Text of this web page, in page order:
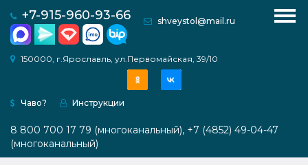
с увеличенным проемом под оверлок
Модульные платформы
Комфорт PRO 1
Комфорт PRO 2
Веерная система ТВИСТ
ШКАФЫ
Системы хранения
Мебель для вязальной техники
Раскройные столы
+7-915-960-93-66 shveystol@mail.ru
150000, г.Ярославль, ул.Первомайская, 39/10
Чаво? Инструкции
8 800 700 17 79 (многоканальный), +7 (4852) 49-04-47
(многоканальный)
О
Каталог
Как
купить